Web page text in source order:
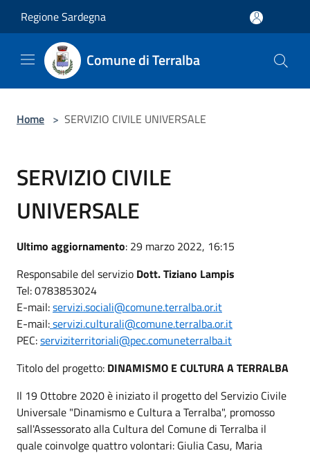
Regione Sardegna
Comune di Terralba
Home > SERVIZIO CIVILE UNIVERSALE
SERVIZIO CIVILE
UNIVERSALE
Ultimo aggiornamento: 29 marzo 2022, 16:15
Responsabile del servizio Dott. Tiziano Lampis
Tel: 0783853024
E-mail:servizi.sociali@comune.terralba.or.it
E-mail:servizi.culturali@comune.terralba.or.it
PEC:serviziterritoriali@pec.comuneterralba.it
Titolo del progetto: DINAMISMO E CULTURA A TERRALBA
Il 19 Ottobre 2020 è iniziato il progetto del Servizio Civile
Universale "Dinamismo e Cultura a Terralba", promosso
sall'Assessorato alla Cultura del Comune di Terralba il
quale coinvolge quattro volontari: Giulia Casu, Maria